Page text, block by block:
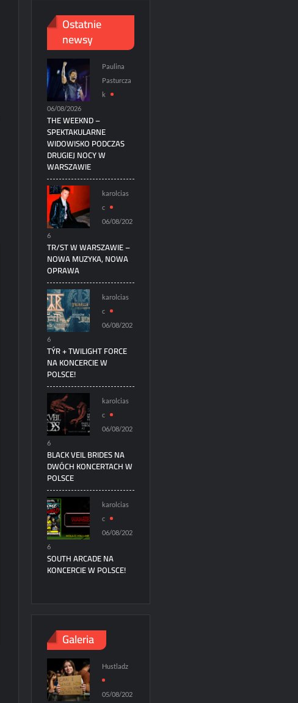
Ostatnie
newsy
Paulina
Pasturcza
k
06/08/2026
THE WEEKND –
SPEKTAKULARNE
WIDOWISKO PODCZAS
DRUGIEJ NOCY W
WARSZAWIE
karolcias
c
06/08/202
6
TR/ST W WARSZAWIE –
NOWA MUZYKA, NOWA
OPRAWA
karolcias
c
06/08/202
6
TÝR + TWILIGHT FORCE
NA KONCERCIE W
POLSCE!
karolcias
c
06/08/202
6
BLACK VEIL BRIDES NA
DWÓCH KONCERTACH W
POLSCE
karolcias
c
06/08/202
6
SOUTH ARCADE NA
KONCERCIE W POLSCE!
Galeria
Hustladz
05/08/202